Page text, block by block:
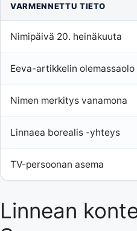
VARMENNETTU TIETO
Nimipäivä 20. heinäkuuta
Eeva-artikkelin olemassaolo
Nimen merkitys vanamona
Linnaea borealis -yhteys
TV-persoonan asema
Linnean